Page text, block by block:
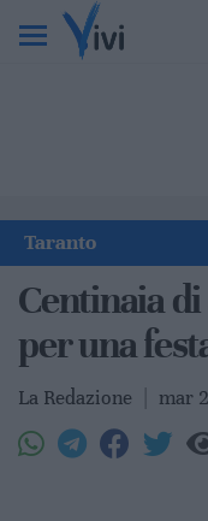
Taranto
Centinaia
per una
La Redazione mar